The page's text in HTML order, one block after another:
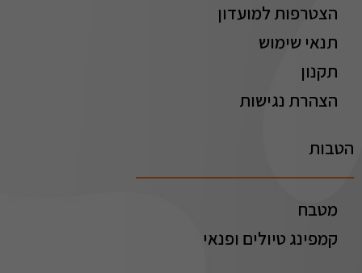
הצטרפות למועדון
תנאי שימוש
תקנון
הצהרת נגישות
הטבות
מטבח
קמפינג טיולים ופנאי